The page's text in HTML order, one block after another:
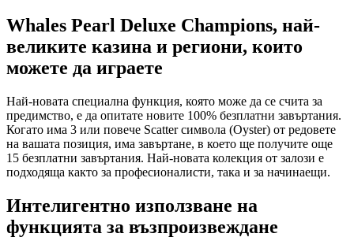
Whales Pearl Deluxe Champions, най-
великите казина и региони, които
можете да играете
Най-новата специална функция, която може да се счита за
предимство, е да опитате новите 100% безплатни завъртания.
Когато има 3 или повече Scatter символа (Oyster) от редовете
на вашата позиция, има завъртане, в което ще получите още
15 безплатни завъртания. Най-новата колекция от залози е
подходяща както за професионалисти, така и за начинаещи.
Интелигентно използване на
функцията за възпроизвеждане